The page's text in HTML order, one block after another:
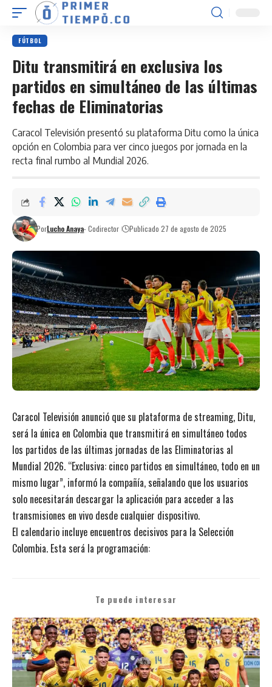
FÚTBOL
Ditu transmitirá en exclusiva los
partidos en simultáneo de las últimas
fechas de Eliminatorias
Caracol Televisión presentó su plataforma Ditu como la única
opción en Colombia para ver cinco juegos por jornada en la
recta final rumbo al Mundial 2026.
PorLucho Anaya- Codirector Publicado 27 de agosto de 2025
Caracol Televisión anunció que su plataforma de streaming, Ditu,
será la única en Colombia que transmitirá en simultáneo todos
los partidos de las últimas jornadas de las Eliminatorias al
Mundial 2026. “Exclusiva: cinco partidos en simultáneo, todo en un
mismo lugar”, informó la compañía, señalando que los usuarios
solo necesitarán descargar la aplicación para acceder a las
transmisiones en vivo desde cualquier dispositivo.
El calendario incluye encuentros decisivos para la Selección
Colombia. Esta será la programación:
Te puede interesar